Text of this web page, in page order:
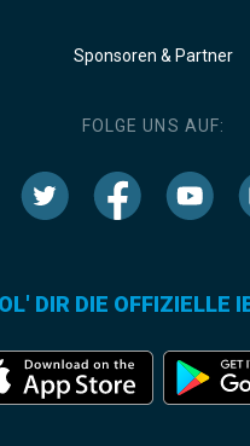
Sponsoren & Partner
FOLGE UNS AUF:
DIR DIE OFFIZIELLE